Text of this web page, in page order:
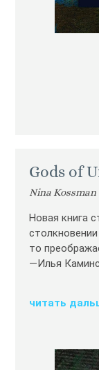
Gods of
Nina Kossman
Новая книга
то
—Илья
читать